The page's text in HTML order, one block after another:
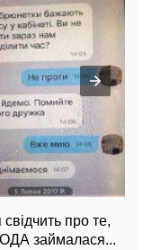
про те,
ОДА займалася...